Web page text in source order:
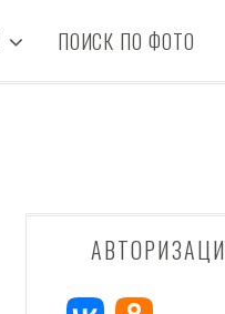
ПОИСК ПО ФОТО